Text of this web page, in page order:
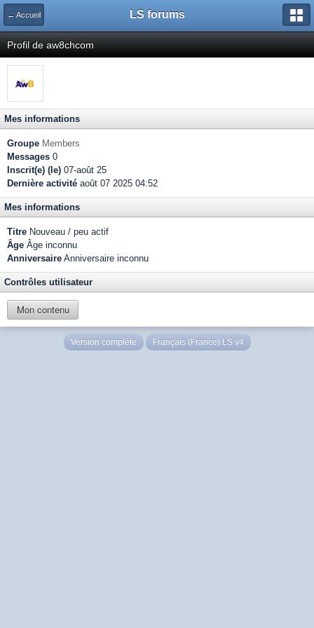
← Accueil LS forums
Profil de aw8chcom
Mes informations
Groupe Members
Messages 0
Inscrit(e) (le) 07-août 25
Dernière activité août 07 2025 04:52
Mes informations
Titre Nouveau / peu actif
Âge Âge inconnu
Anniversaire Anniversaire inconnu
Contrôles utilisateur
Mon contenu
Version complète Français (France) LS v4